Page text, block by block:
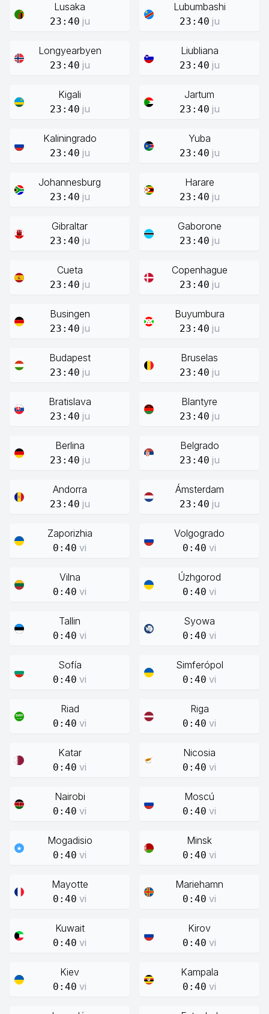
Lusaka
23:40 ju
Lubumbashi
23:40 ju
Longyearbyen
23:40 ju
Liubliana
23:40 ju
Kigali
23:40 ju
Jartum
23:40 ju
Kaliningrado
23:40 ju
Yuba
23:40 ju
Johannesburg
23:40 ju
Harare
23:40 ju
Gibraltar
23:40 ju
Gaborone
23:40 ju
Cueta
23:40 ju
Copenhague
23:40 ju
Busingen
23:40 ju
Buyumbura
23:40 ju
Budapest
23:40 ju
Bruselas
23:40 ju
Bratislava
23:40 ju
Blantyre
23:40 ju
Berlina
23:40 ju
Belgrado
23:40 ju
Andorra
23:40 ju
Ámsterdam
23:40 ju
Zaporizhia
0:40 vi
Volgogrado
0:40 vi
Vilna
0:40 vi
Úzhgorod
0:40 vi
Tallin
0:40 vi
Syowa
0:40 vi
Sofía
0:40 vi
Simferópol
0:40 vi
Riad
0:40 vi
Riga
0:40 vi
Katar
0:40 vi
Nicosia
0:40 vi
Nairobi
0:40 vi
Moscú
0:40 vi
Mogadisio
0:40 vi
Minsk
0:40 vi
Mayotte
0:40 vi
Mariehamn
0:40 vi
Kuwait
0:40 vi
Kirov
0:40 vi
Kiev
0:40 vi
Kampala
0:40 vi